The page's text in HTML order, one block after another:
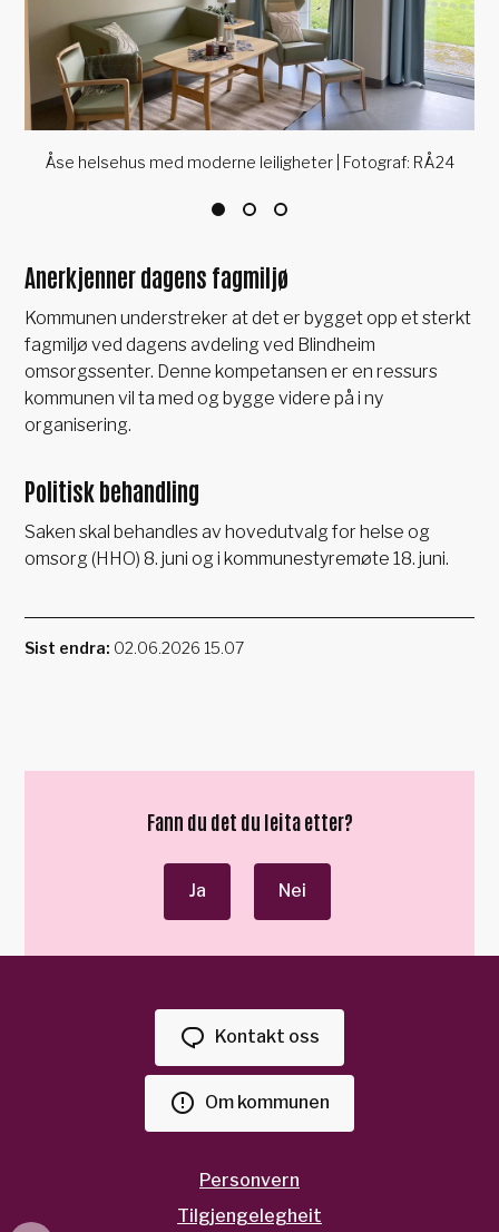
Åse helsehus med moderne leiligheter | Fotograf: RÅ24
Anerkjenner dagens fagmiljø
Kommunen understreker at det er bygget opp et sterkt
fagmiljø ved dagens avdeling ved Blindheim
omsorgssenter. Denne kompetansen er en ressurs
kommunen vil ta med og bygge videre på i ny
organisering.
Politisk behandling
Saken skal behandles av hovedutvalg for helse og
omsorg (HHO) 8. juni og i kommunestyremøte 18. juni.
Sist endra 02.06.2026 15.07
Fann du det du leita etter?
Ja Nei
Kontakt oss
Om kommunen
Personvern
Tilgjengelegheit